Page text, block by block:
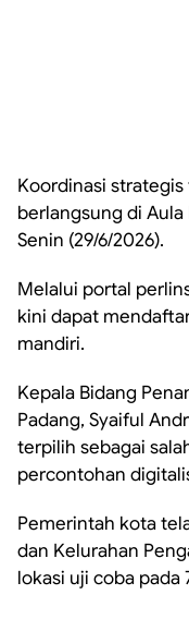
Koordinasi
berlangsung di Aula
Senin (29/6/2026).
Melalui portal
kini dapat
mandiri.
Kepala Bidang
Padang, Syaiful
terpilih sebagai
percontohan
Pemerintah kota
dan Kelurahan
lokasi uji coba pada